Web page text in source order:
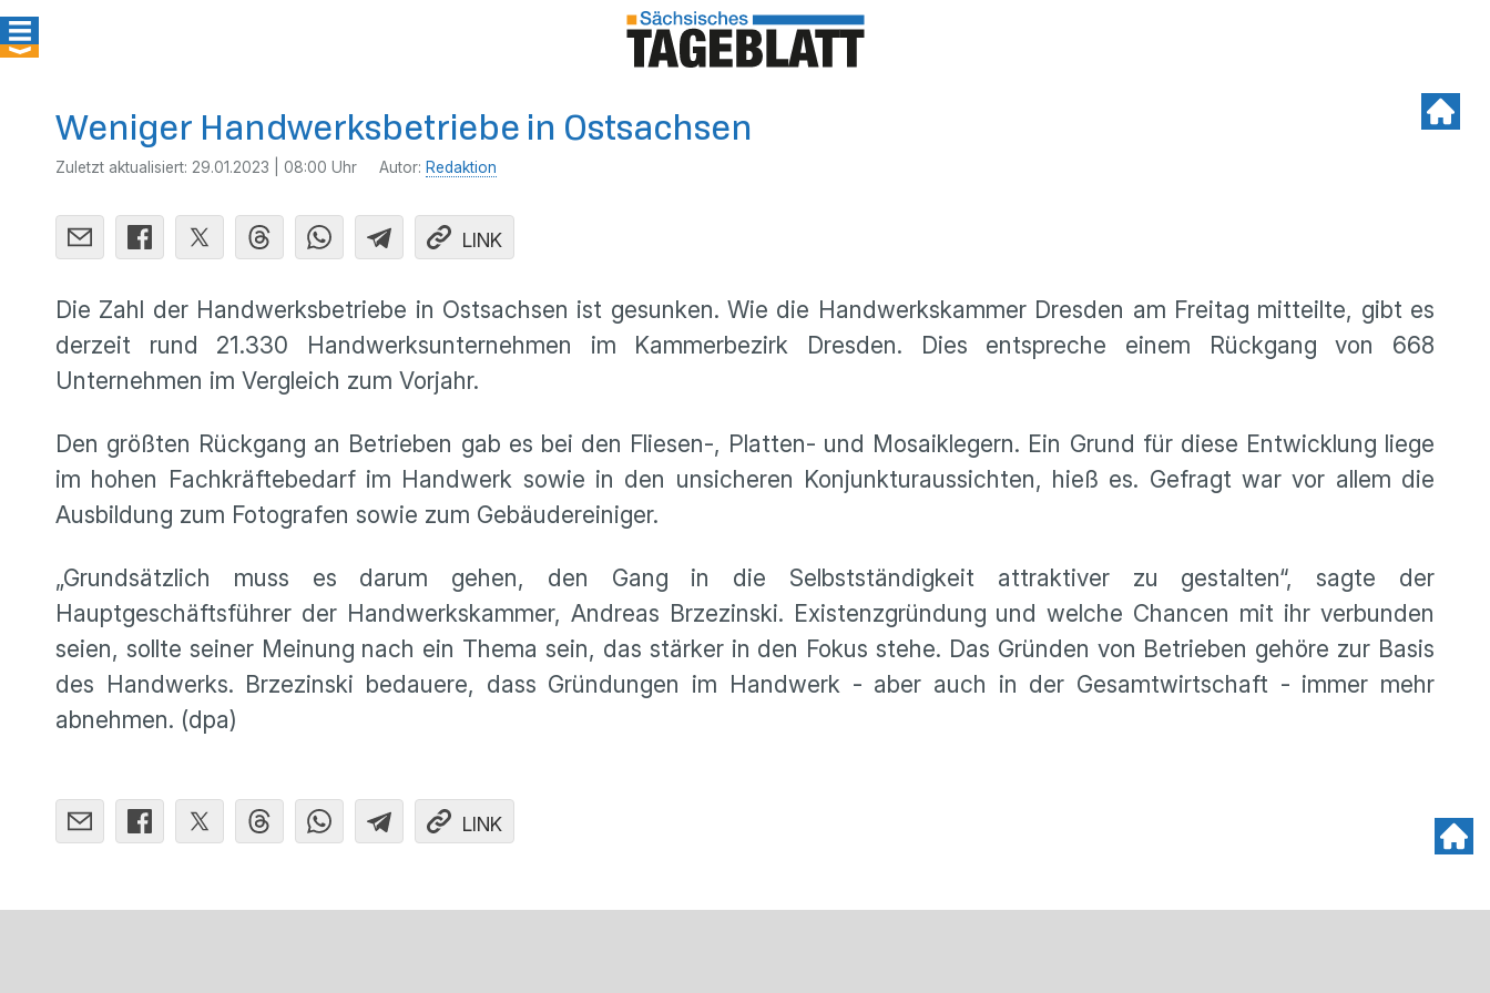
Weniger Handwerksbetriebe in Ostsachsen
Zuletzt aktualisiert: 29.01.2023 | 08:00 Uhr Autor: Redaktion
LINK
Die Zahl der Handwerksbetriebe in Ostsachsen ist gesunken. Wie die Handwerkskammer Dresden am Freitag mitteilte, gibt es
derzeit rund 21.330 Handwerksunternehmen im Kammerbezirk Dresden. Dies entspreche einem Rückgang von 668
Unternehmen im Vergleich zum Vorjahr.
Den größten Rückgang an Betrieben gab es bei den Fliesen-, Platten- und Mosaiklegern. Ein Grund für diese Entwicklung liege
im hohen Fachkräftebedarf im Handwerk sowie in den unsicheren Konjunkturaussichten, hieß es. Gefragt war vor allem die
Ausbildung zum Fotografen sowie zum Gebäudereiniger.
„Grundsätzlich muss es darum gehen, den Gang in die Selbstständigkeit attraktiver zu gestalten“, sagte der
Hauptgeschäftsführer der Handwerkskammer, Andreas Brzezinski. Existenzgründung und welche Chancen mit ihr verbunden
seien, sollte seiner Meinung nach ein Thema sein, das stärker in den Fokus stehe. Das Gründen von Betrieben gehöre zur Basis
des Handwerks. Brzezinski bedauere, dass Gründungen im Handwerk - aber auch in der Gesamtwirtschaft - immer mehr
abnehmen. (dpa)
LINK